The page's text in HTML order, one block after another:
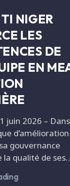
TI NIGER
LES
DE
EN
juin 2026 – Dans
d’amélioration
gouvernance
la qualité de